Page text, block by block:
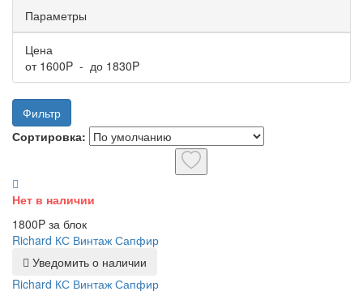
Параметры
Цена
от 1600P - до 1830P
Фильтр
Сортировка:
Нет в наличии
1800P за блок
Richard КС Винтаж Сапфир
Уведомить о наличии
Richard КС Винтаж Сапфир